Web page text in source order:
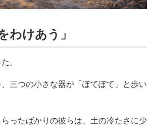
わけあう」
。
三つの小さな器が「ぽてぽて」と歩い
ったばかりの彼らは、土の冷たさに少